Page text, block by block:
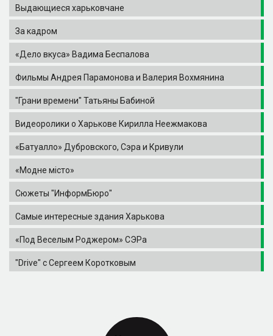
Выдающиеся харьковчане
За кадром
«Дело вкуса» Вадима Беспалова
Фильмы Андрея Парамонова и Валерия Вохмянина
"Грани времени" Татьяны Бабиной
Видеоролики о Харькове Кирилла Неежмакова
«Батуалло» Дубровского, Сэра и Кривули
«Модне місто»
Сюжеты "ИнформБюро"
Самые интересные здания Харькова
«Под Веселым Роджером» СЭРа
"Drive" с Сергеем Коротковым